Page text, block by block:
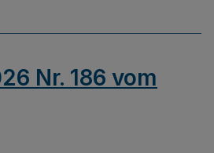
Nr. 186 vom